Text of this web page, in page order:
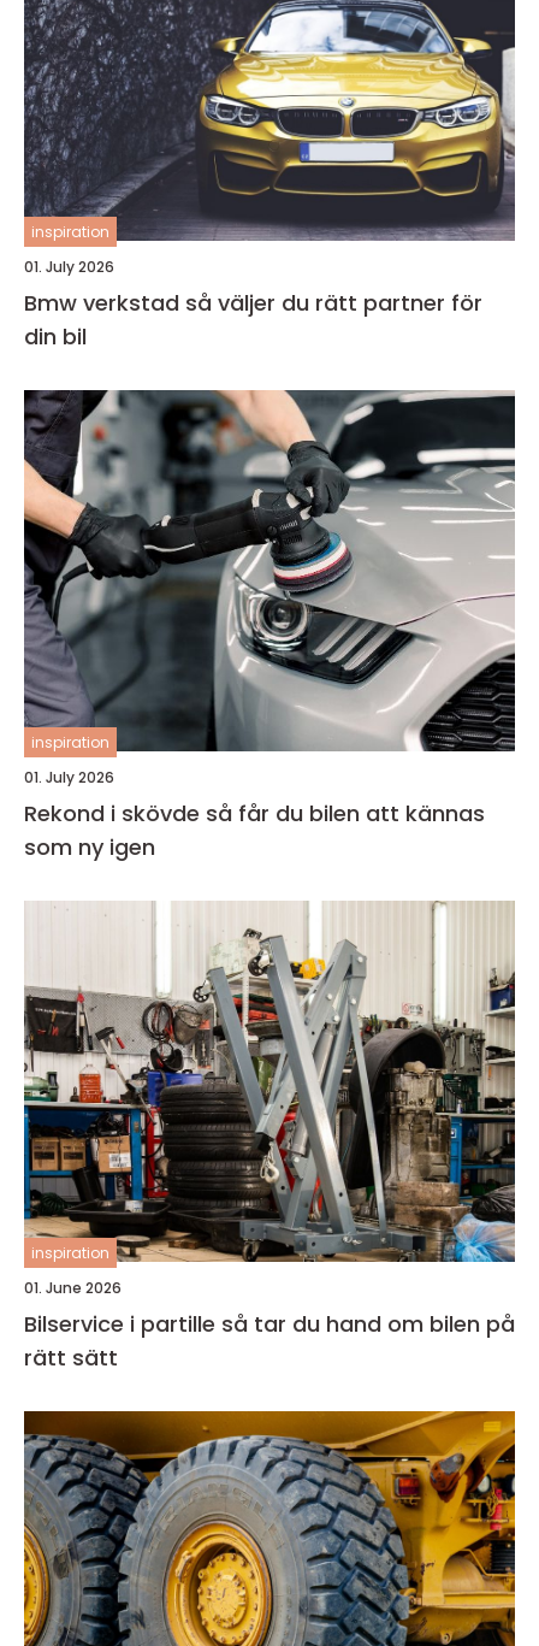
inspiration
01. July 2026
Bmw verkstad så väljer du rätt partner för
din bil
inspiration
01. July 2026
Rekond i skövde så får du bilen att kännas
som ny igen
inspiration
01. June 2026
Bilservice i partille så tar du hand om bilen på
rätt sätt